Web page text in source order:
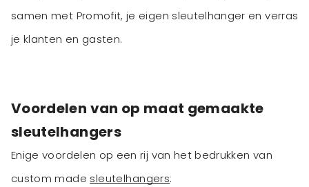
samen met Promofit, je eigen sleutelhanger en verras
je klanten en gasten.
Voordelen van op maat gemaakte
sleutelhangers
Enige voordelen op een rij van het bedrukken van
custom made sleutelhangers: